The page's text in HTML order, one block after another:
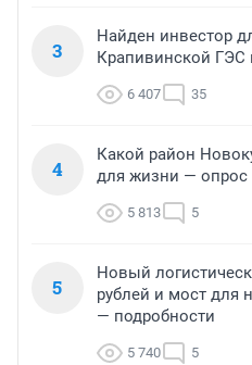
3
Найден инвестор
Крапивинской ГЭС
6 407 35
4
Какой район
для жизни — опрос
5 813 5
5
Новый
рублей и мост для
— подробности
5 740 5